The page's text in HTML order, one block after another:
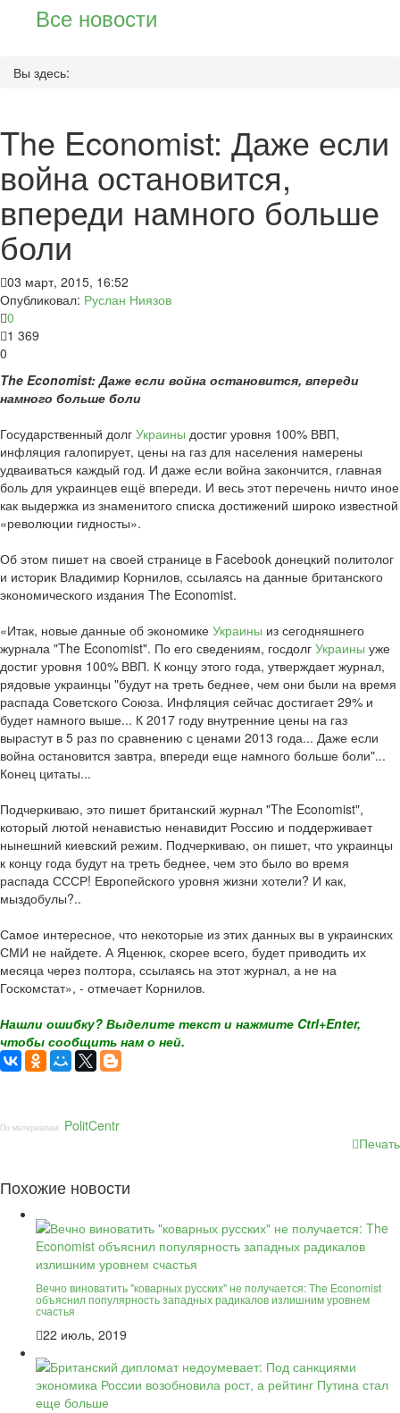
Все новости
Вы здесь:
The Economist: Даже если
война остановится,
впереди намного больше
боли
03 март, 2015, 16:52
Опубликовал: Руслан Ниязов
0
1 369
0
The Economist: Даже если война остановится, впереди
намного больше боли
Государственный долг Украины достиг уровня 100% ВВП,
инфляция галопирует, цены на газ для населения намерены
удваиваться каждый год. И даже если война закончится, главная
боль для украинцев ещё впереди. И весь этот перечень ничто иное
как выдержка из знаменитого списка достижений широко известной
«революции гидносты».
Об этом пишет на своей странице в Facebook донецкий политолог
и историк Владимир Корнилов, ссылаясь на данные британского
экономического издания The Economist.
«Итак, новые данные об экономике Украины из сегодняшнего
журнала "The Economist". По его сведениям, госдолг Украины уже
достиг уровня 100% ВВП. К концу этого года, утверждает журнал,
рядовые украинцы "будут на треть беднее, чем они были на время
распада Советского Союза. Инфляция сейчас достигает 29% и
будет намного выше... К 2017 году внутренние цены на газ
вырастут в 5 раз по сравнению с ценами 2013 года... Даже если
война остановится завтра, впереди еще намного больше боли"...
Конец цитаты...
Подчеркиваю, это пишет британский журнал "The Economist",
который лютой ненавистью ненавидит Россию и поддерживает
нынешний киевский режим. Подчеркиваю, он пишет, что украинцы
к концу года будут на треть беднее, чем это было во время
распада СССР! Европейского уровня жизни хотели? И как,
мыздобулы?..
Самое интересное, что некоторые из этих данных вы в украинских
СМИ не найдете. А Яценюк, скорее всего, будет приводить их
месяца через полтора, ссылаясь на этот журнал, а не на
Госкомстат», - отмечает Корнилов.
Нашли ошибку? Выделите текст и нажмите Ctrl+Enter,
чтобы сообщить нам о ней.
По материалам: PolitCentr
Печать
Похожие новости
Вечно виноватить "коварных русских" не получается: The Economist
объяснил популярность западных радикалов излишним уровнем
счастья
22 июль, 2019